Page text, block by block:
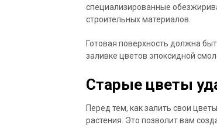
специализированные
строительных материалов.
Готовая поверхность должна
заливке цветов эпоксидной
Старые цветы
Перед тем, как залить свои
растения. Это позволит вам